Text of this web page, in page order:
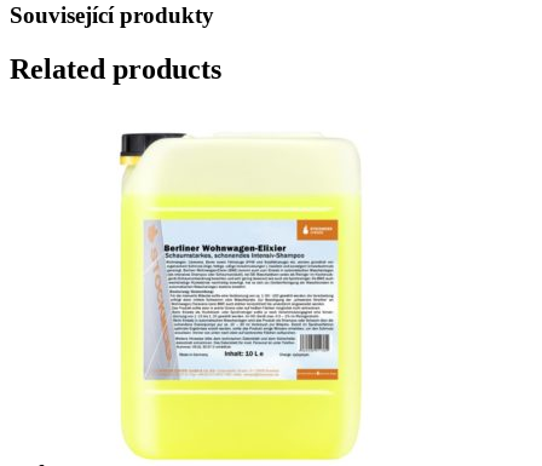
Související produkty
Related products